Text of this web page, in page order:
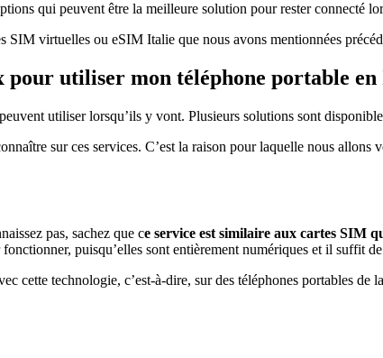
qui peuvent être la meilleure solution pour rester connecté
SIM virtuelles ou eSIM Italie que nous avons mentionnées
utiliser mon téléphone portable
utiliser lorsqu’ils y vont. Plusieurs solutions sont
sur ces services. C’est la raison pour laquelle nous
pas, sachez que ce service est similaire aux cartes SIM
puisqu’elles sont entièrement numériques et il suffit
cette technologie, c’est-à-dire, sur des téléphones portables